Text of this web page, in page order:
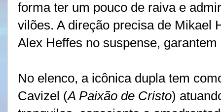
forma ter um pouco de raiva e
vilões. A direção precisa de Mikael
Alex Heffes no suspense,
No elenco, a icônica dupla tem
Cavizel (A Paixão de Cristo)